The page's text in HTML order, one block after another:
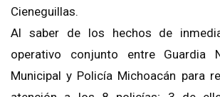
Cieneguillas.
Al saber de los hechos de
operativo conjunto entre Guardia
Municipal y Policía Michoacán para